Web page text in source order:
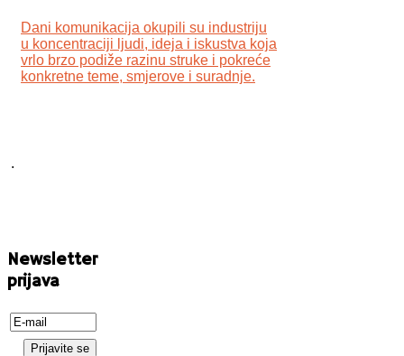
Dani komunikacija okupili su industriju
u koncentraciji ljudi, ideja i iskustva koja
vrlo brzo podiže razinu struke i pokreće
konkretne teme, smjerove i suradnje.
.
Newsletter
prijava